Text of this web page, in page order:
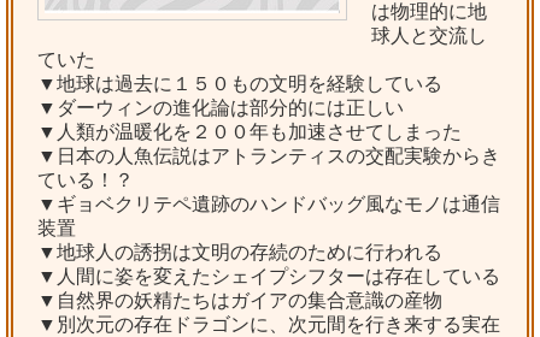
は物理的に地
球人と交流し
ていた
▼地球は過去に１５０もの文明を経験している
▼ダーウィンの進化論は部分的には正しい
▼人類が温暖化を２００年も加速させてしまった
▼日本の人魚伝説はアトランティスの交配実験からき
ている！？
▼ギョベクリテペ遺跡のハンドバッグ風なモノは通信
装置
▼地球人の誘拐は文明の存続のために行われる
▼人間に姿を変えたシェイプシフターは存在している
▼自然界の妖精たちはガイアの集合意識の産物
▼別次元の存在ドラゴンに、次元間を行き来する実在